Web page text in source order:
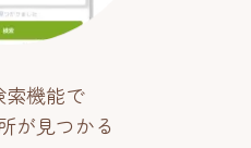
索機能で
が見つかる